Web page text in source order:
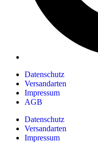
Datenschutz
Versandarten
Impressum
AGB
Datenschutz
Versandarten
Impressum